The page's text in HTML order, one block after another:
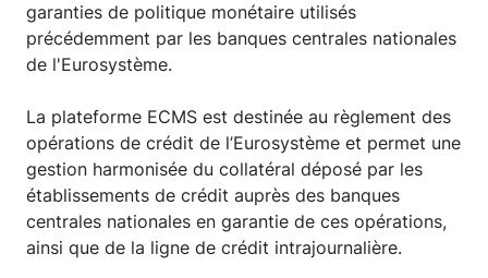
garanties de politique monétaire utilisés
précédemment par les banques centrales nationales
de l'Eurosystème.
La plateforme ECMS est destinée au règlement des
opérations de crédit de l’Eurosystème et permet une
gestion harmonisée du collatéral déposé par les
établissements de crédit auprès des banques
centrales nationales en garantie de ces opérations,
ainsi que de la ligne de crédit intrajournalière.